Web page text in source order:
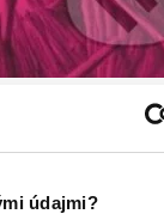
údajmi?
však už iba
do piatich dní.